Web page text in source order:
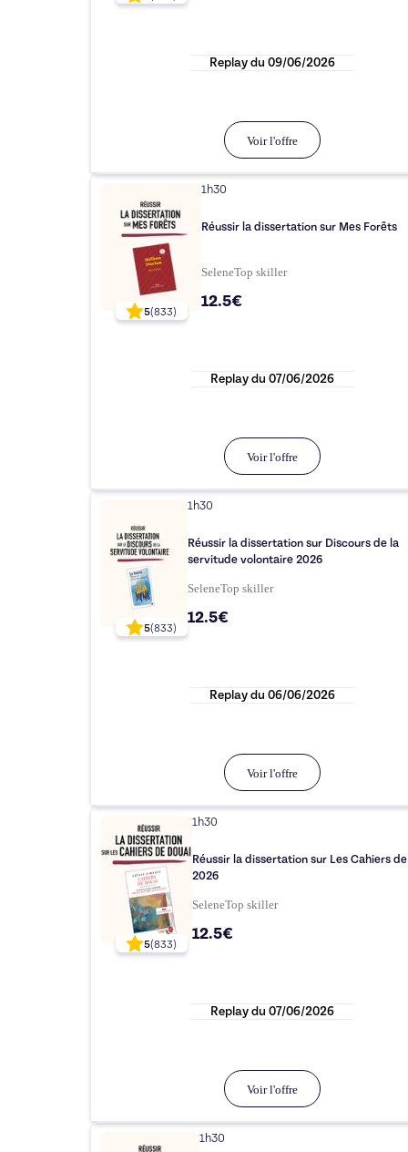
Replay du 09/06/2026
Voir l'offre
5(833)
1h30
Réussir la dissertation sur Mes Forêts
SeleneTop skiller
12.5€
Replay du 07/06/2026
Voir l'offre
5(833)
1h30
Réussir la dissertation sur Discours de la
servitude volontaire 2026
SeleneTop skiller
12.5€
Replay du 06/06/2026
Voir l'offre
5(833)
1h30
Réussir la dissertation sur Les Cahiers
2026
SeleneTop skiller
12.5€
Replay du 07/06/2026
Voir l'offre
1h30